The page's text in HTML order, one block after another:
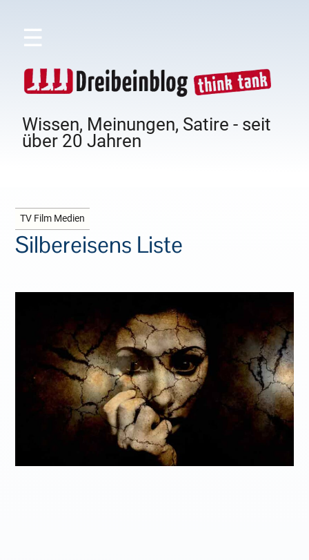
☰
Wissen, Meinungen, Satire - seit
über 20 Jahren
TV Film Medien
Silbereisens Liste